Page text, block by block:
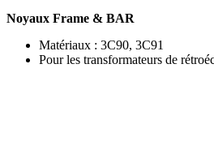
Noyaux Frame & BAR
Matériaux : 3C90, 3C91
Pour les transformateurs de